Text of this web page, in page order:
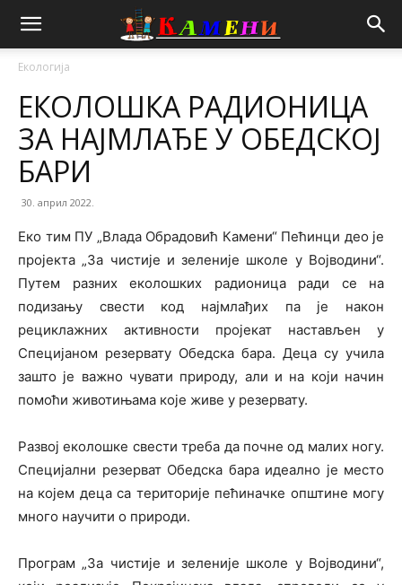
Екологија
ЕКОЛОШКА РАДИОНИЦА
ЗА НАЈМЛАЂЕ У ОБЕДСКОЈ
БАРИ
30. април 2022.
Еко тим ПУ „Влада Обрадовић Камени“ Пећинци део је
пројекта „За чистије и зеленије школе у Војводини“.
Путем разних еколошких радионица ради се на
подизању свести код најмлађих па је након
рециклажних активности пројекат настављен у
Специјаном резервату Обедска бара. Деца су учила
зашто је важно чувати природу, али и на који начин
помоћи животињама које живе у резервату.
Развој еколошке свести треба да почне од малих ногу.
Специјални резерват Обедска бара идеално је место
на којем деца са територије пећиначке општине могу
много научити о природи.
Програм „За чистије и зеленије школе у Војводини“,